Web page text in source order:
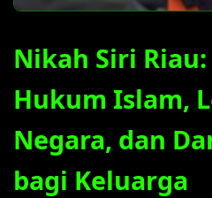
Nikah Siri
Hukum Islam,
Negara, dan
bagi Keluarga